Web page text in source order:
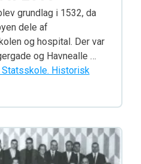
grundlag i 1532, da
dele af
og hospital. Der var
og Havnealle …
Historisk